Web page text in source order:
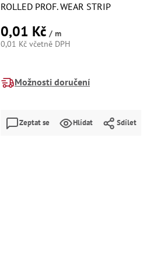
0,01 Kč / m
0,01 Kč včetně DPH
Možnosti doručení
ROLLED PROF. WEAR STRIP
Zeptat se Hlídat Sdílet